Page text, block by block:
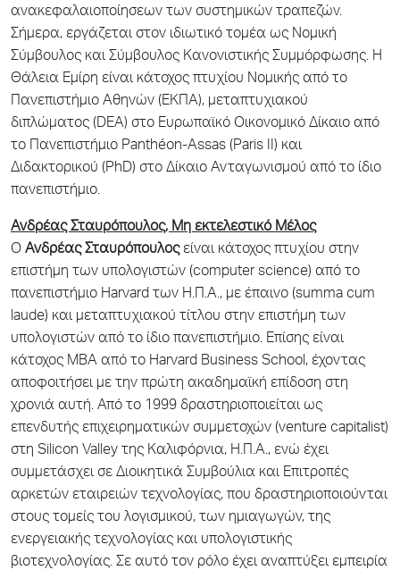
ανακεφαλαιοποίησεων των συστημικών τραπεζών.
Σήμερα, εργάζεται στον ιδιωτικό τομέα ως Νομική
Σύμβουλος και Σύμβουλος Κανονιστικής Συμμόρφωσης. Η
Θάλεια Εμίρη είναι κάτοχος πτυχίου Νομικής από το
Πανεπιστήμιο Αθηνών (ΕΚΠΑ), μεταπτυχιακού
διπλώματος (DEA) στο Ευρωπαϊκό Οικονομικό Δίκαιο από
το Πανεπιστήμιο Panthéon-Assas (Paris II) και
Διδακτορικού (PhD) στο Δίκαιο Ανταγωνισμού από το ίδιο
πανεπιστήμιο.
Ανδρέας Σταυρόπουλος, Μη εκτελεστικό Μέλος
Ο Ανδρέας Σταυρόπουλοςείναι κάτοχος πτυχίου στην
επιστήμη των υπολογιστών (computer science) από το
πανεπιστήμιο Harvard των Η.Π.Α., με έπαινο (summa cum
laude) και μεταπτυχιακού τίτλου στην επιστήμη των
υπολογιστών από το ίδιο πανεπιστήμιο. Επίσης είναι
κάτοχος MBA από το Harvard Business School, έχοντας
αποφοιτήσει με την πρώτη ακαδημαϊκή επίδοση στη
χρονιά αυτή. Από το 1999 δραστηριοποιείται ως
επενδυτής επιχειρηματικών συμμετοχών (venture capitalist)
στη Silicon Valley της Καλιφόρνια, Η.Π.Α., ενώ έχει
συμμετάσχει σε Διοικητικά Συμβούλια και Επιτροπές
αρκετών εταιρειών τεχνολογίας, που δραστηριοποιούνται
στους τομείς του λογισμικού, των ημιαγωγών, της
ενεργειακής τεχνολογίας και υπολογιστικής
βιοτεχνολογίας. Σε αυτό τον ρόλο έχει αναπτύξει εμπειρία